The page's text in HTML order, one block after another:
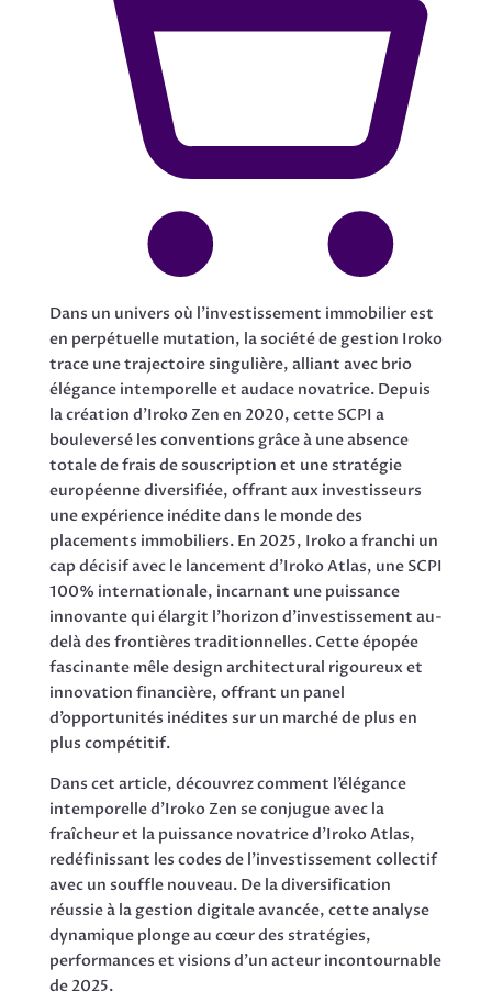
Dans un univers où l’investissement immobilier est
en perpétuelle mutation, la société de gestion Iroko
trace une trajectoire singulière, alliant avec brio
élégance intemporelle et audace novatrice. Depuis
la création d’Iroko Zen en 2020, cette SCPI a
bouleversé les conventions grâce à une absence
totale de frais de souscription et une stratégie
européenne diversifiée, offrant aux investisseurs
une expérience inédite dans le monde des
placements immobiliers. En 2025, Iroko a franchi un
cap décisif avec le lancement d’Iroko Atlas, une SCPI
100% internationale, incarnant une puissance
innovante qui élargit l’horizon d’investissement au-
delà des frontières traditionnelles. Cette épopée
fascinante mêle design architectural rigoureux et
innovation financière, offrant un panel
d’opportunités inédites sur un marché de plus en
plus compétitif.
Dans cet article, découvrez comment l’élégance
intemporelle d’Iroko Zen se conjugue avec la
fraîcheur et la puissance novatrice d’Iroko Atlas,
redéfinissant les codes de l’investissement collectif
avec un souffle nouveau. De la diversification
réussie à la gestion digitale avancée, cette analyse
dynamique plonge au cœur des stratégies,
performances et visions d’un acteur incontournable
de 2025.